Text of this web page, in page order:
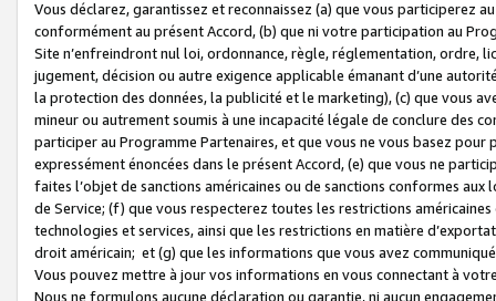
Vous déclarez, garantissez et reconnaissez (a) que vous participerez
conformément au présent Accord, (b) que ni votre participation au
Site n’enfreindront nul loi, ordonnance, règle, réglementation, ordre,
jugement, décision ou autre exigence applicable émanant d’une
la protection des données, la publicité et le marketing), (c) que vous
mineur ou autrement soumis à une incapacité légale de conclure des
participer au Programme Partenaires, et que vous ne vous basez
expressément énoncées dans le présent Accord, (e) que vous ne
faites l’objet de sanctions américaines ou de sanctions conformes
de Service; (f) que vous respecterez toutes les restrictions
technologies et services, ainsi que les restrictions en matière
droit américain; et (g) que les informations que vous avez
Vous pouvez mettre à jour vos informations en vous connectant à
Nous ne formulons aucune déclaration ou garantie, ni aucun